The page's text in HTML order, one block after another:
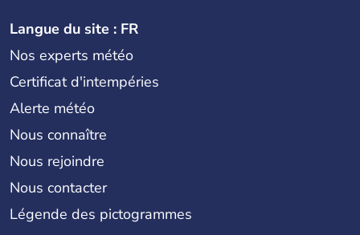
Langue du site : FR
Nos experts météo
Certificat d'intempéries
Alerte météo
Nous connaître
Nous rejoindre
Nous contacter
Légende des pictogrammes